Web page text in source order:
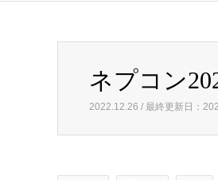
ネプコン2023_案内(Ver100)
ネプコン
2022.12.26 / 最終更新日：